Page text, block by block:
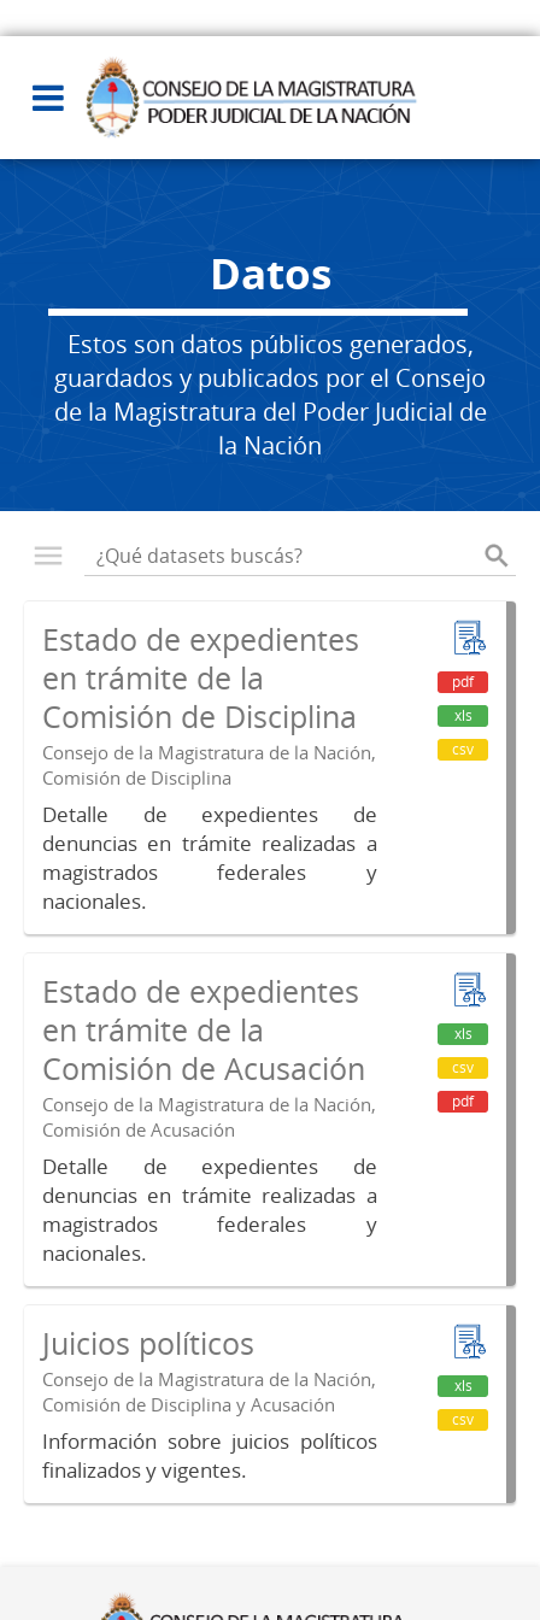
Datos
Estos son datos públicos generados,
guardados y publicados por el Consejo
de la Magistratura del Poder Judicial de
la Nación
Estado de expedientes
en trámite de la
Comisión de Disciplina
Consejo de la Magistratura de la Nación,
Comisión de Disciplina
Detalle de expedientes de
denuncias en trámite realizadas a
magistrados federales y
nacionales.
pdf
xls
csv
Estado de expedientes
en trámite de la
Comisión de Acusación
Consejo de la Magistratura de la Nación,
Comisión de Acusación
Detalle de expedientes de
denuncias en trámite realizadas a
magistrados federales y
nacionales.
xls
csv
pdf
Juicios políticos
Consejo de la Magistratura de la Nación,
Comisión de Disciplina y Acusación
Información sobre juicios políticos
finalizados y vigentes.
xls
csv